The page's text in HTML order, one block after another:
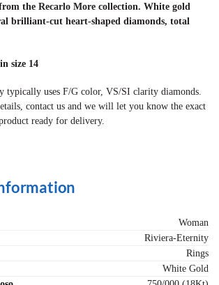
the Recarlo More collection. White gold
brilliant-cut heart-shaped diamonds, total
size 14
typically uses F/G color, VS/SI clarity diamonds.
contact us and we will let you know the exact
ready for delivery.
Woman
Riviera-Eternity
Rings
White Gold